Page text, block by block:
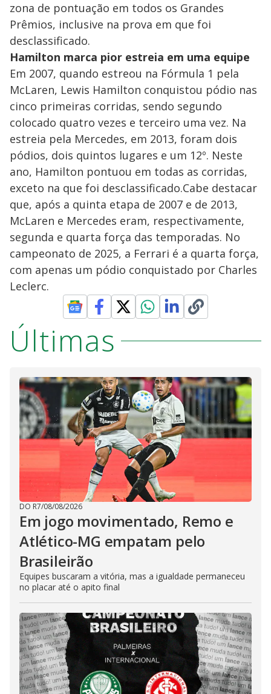
zona de pontuação em todos os Grandes
Prêmios, inclusive na prova em que foi
desclassificado.
Hamilton marca pior estreia em uma equipe
Em 2007, quando estreou na Fórmula 1 pela
McLaren, Lewis Hamilton conquistou pódio nas
cinco primeiras corridas, sendo segundo
colocado quatro vezes e terceiro uma vez. Na
estreia pela Mercedes, em 2013, foram dois
pódios, dois quintos lugares e um 12º. Neste
ano, Hamilton pontuou em todas as corridas,
exceto na que foi desclassificado.Cabe destacar
que, após a quinta etapa de 2007 e de 2013,
McLaren e Mercedes eram, respectivamente,
segunda e quarta força das temporadas. No
campeonato de 2025, a Ferrari é a quarta força,
com apenas um pódio conquistado por Charles
Leclerc.
Últimas
DO R7/08/08/2026
Em jogo movimentado, Remo e
Atlético-MG empatam pelo
Brasileirão
Equipes buscaram a vitória, mas a igualdade permaneceu
no placar até o apito final